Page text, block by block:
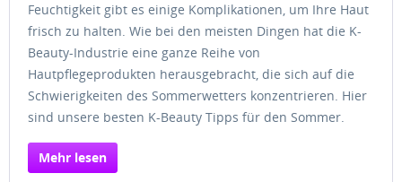
Feuchtigkeit gibt es einige Komplikationen, um Ihre Haut
frisch zu halten. Wie bei den meisten Dingen hat die K-
Beauty-Industrie eine ganze Reihe von
Hautpflegeprodukten herausgebracht, die sich auf die
Schwierigkeiten des Sommerwetters konzentrieren. Hier
sind unsere besten K-Beauty Tipps für den Sommer.
Mehr lesen